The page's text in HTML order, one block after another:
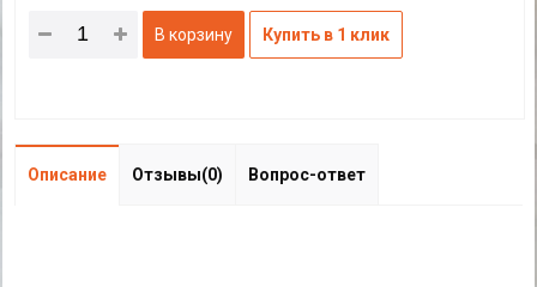
В корзину Купить в 1 клик
Описание Отзывы(0) Вопрос-ответ